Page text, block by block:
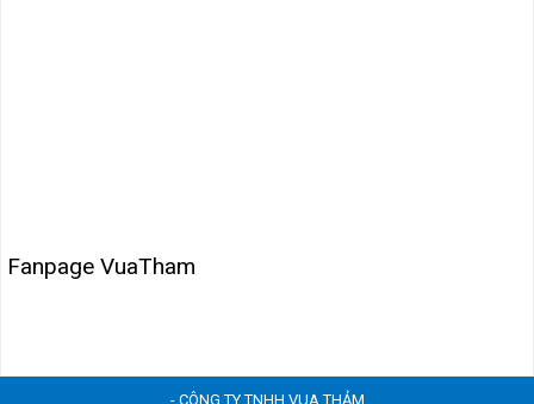
Fanpage VuaTham
- CÔNG TY TNHH VUA THẢM